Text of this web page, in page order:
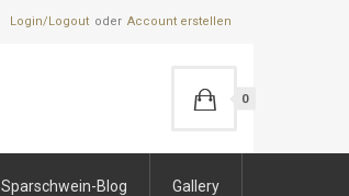
Login/Logout Account erstellen
0
Sparschwein-Blog Gallery